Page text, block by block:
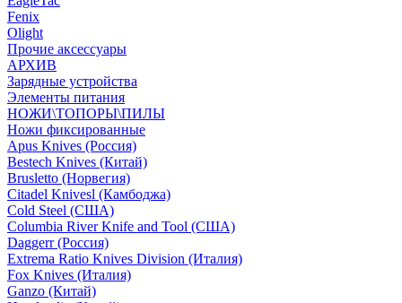
Fenix
Olight
Прочие аксессуары
АРХИВ
Зарядные устройства
Элементы питания
НОЖИ\ТОПОРЫ\ПИЛЫ
Ножи фиксированные
Apus Knives (Россия)
Bestech Knives (Китай)
Brusletto (Норвегия)
Citadel Knivesl (Камбоджа)
Cold Steel (США)
Columbia River Knife and Tool (США)
Daggerr (Россия)
Extrema Ratio Knives Division (Италия)
Fox Knives (Италия)
Ganzo (Китай)